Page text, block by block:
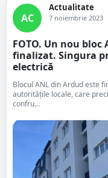
AC
Actualitate
7 noiembrie 2023
FOTO. Un nou
finalizat. Singura
electrică
Blocul ANL din Ardud este
autoritățile locale, care
confru...